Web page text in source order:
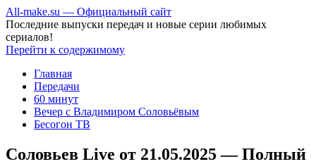
All-make.su — Официальный сайт
Последние выпуски передач и новые серии любимых
сериалов!
Перейти к содержимому
Главная
Передачи
60 минут
Вечер с Владимиром Соловьёвым
Бесогон ТВ
Соловьев Live от 21.05.2025 — Полный